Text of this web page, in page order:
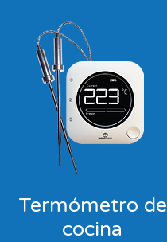
Termómetro de
cocina